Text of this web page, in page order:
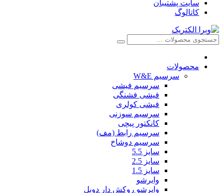
سایت پشتیبان
کاتالوگ
محصولات
سرسیم W&E
سرسیم فیشی
فیشی فشنگی
فیشی کولری
سرسیم سوزنی
کانکتور پیچی
سرسیم رابط (مف)
سرسیم دوشاخ
سایز 5.5
سایز 2.5
سایز 1.5
وایرشو
وایرشو روکش دار دوبل